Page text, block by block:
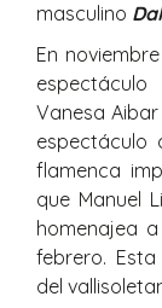
masculino
En
Vanesa
espectáculo
flamenca
que Manuel
homenajea
febrero.
del